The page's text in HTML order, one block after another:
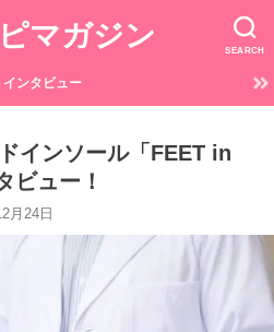
SEARCH
マガジン
インタビュー
インソール「FEET in
ビュー！
月24日